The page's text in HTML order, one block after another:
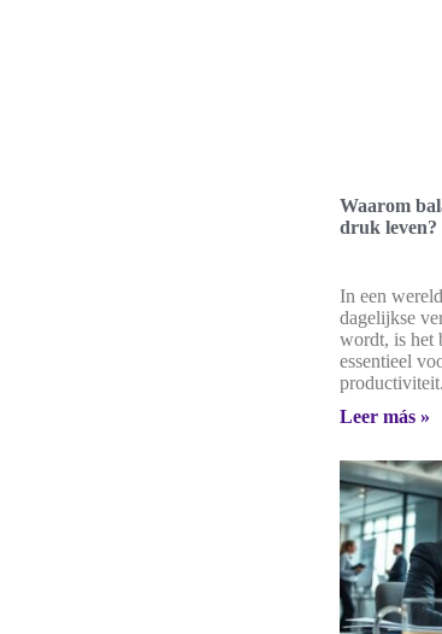
Waarom
druk leven?
In een
dagelijkse
wordt, is het
essentieel
Leer más »